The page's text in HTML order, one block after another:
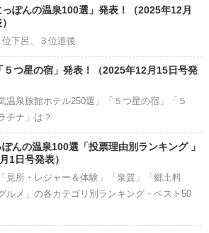
Channel
ぽんの温泉100選」発表！（2025年12月
下呂、３位道後
５つ星の宿」発表！（2025年12月15日号発
温泉旅館ホテル250選」「５つ星の宿」「５
チナ」は？
んの温泉100選「投票理由別ランキング 」
1日号発表）
見所・レジャー＆体験」「泉質」「郷土料
ルメ」の各カテゴリ別ランキング・ベスト50